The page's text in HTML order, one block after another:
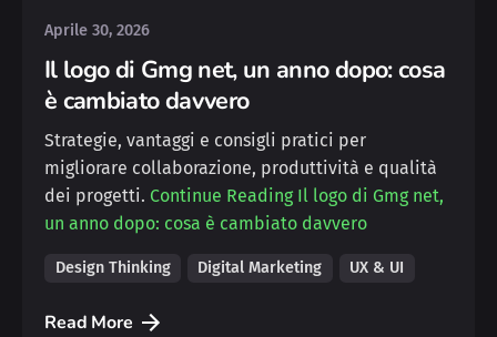
Aprile 30, 2026
Il logo di Gmg net, un anno dopo: cosa
è cambiato davvero
Strategie, vantaggi e consigli pratici per
migliorare collaborazione, produttività e qualità
dei progetti. Continue ReadingIl logo di Gmg net,
un anno dopo: cosa è cambiato davvero
Design Thinking Digital Marketing UX & UI
Read More